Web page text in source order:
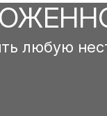
любую